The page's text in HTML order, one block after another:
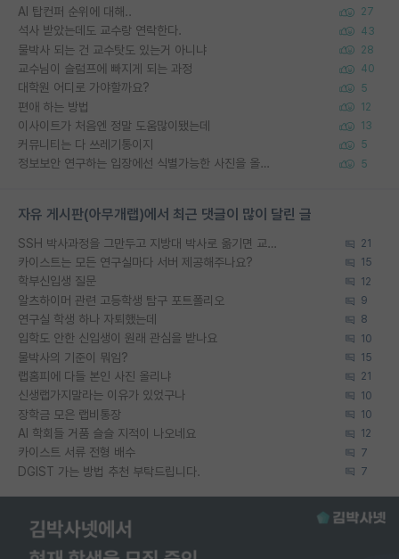
AI 탑컨퍼 순위에 대해.. 27
석사 받았는데도 교수랑 연락한다. 43
물박사 되는 건 교수탓도 있는거 아니냐 28
교수님이 슬럼프에 빠지게 되는 과정 40
대학원 어디로 가야할까요? 5
편애 하는 방법 12
이사이트가 처음엔 정말 도움많이됐는데 13
커뮤니티는 다 쓰레기통이지 5
정보보안 연구하는 입장에선 식별가능한 사진을 올리는건 비추이긴함 5
자유 게시판(아무개랩)에서 최근 댓글이 많이 달린 글
SSH 박사과정을 그만두고 지방대 박사로 옮기면 교수의 꿈은 끝일까요? 21
카이스트는 모든 연구실마다 서버 제공해주나요? 15
학부신입생 질문 12
알츠하이머 관련 고등학생 탐구 포트폴리오 9
연구실 학생 하나 자퇴했는데 8
입학도 안한 신입생이 원래 관심을 받나요 10
물박사의 기준이 뭐임? 15
랩홈피에 다들 본인 사진 올리냐 21
신생랩가지말라는 이유가 있었구나 10
장학금 모은 랩비통장 10
AI 학회들 거품 슬슬 지적이 나오네요 12
카이스트 서류 전형 배수 7
DGIST 가는 방법 추천 부탁드립니다. 7